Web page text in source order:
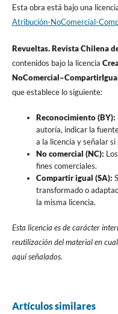
Esta obra está bajo una
Atribución-NoComercial-
Revueltas. Revista Chilena
contenidos bajo la licencia
que establece lo siguiente:
Reconocimiento (BY):
autoría, indicar la
a la licencia y señalar
No comercial (NC):
fines comerciales.
Compartir igual (SA):
transformado o
la misma licencia.
Esta licencia es de carácter
reutilización del material en
aquí señalados.
Artículos similares